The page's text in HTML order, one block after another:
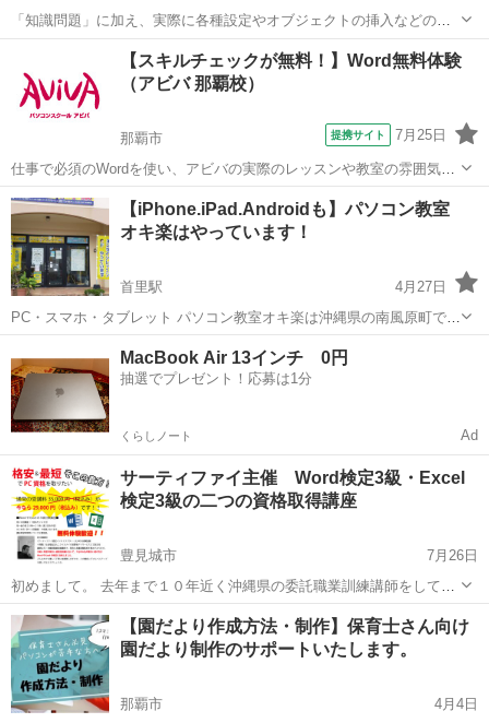
「知識問題」に加え、実際に各種設定やオブジェクトの挿入などの機
能を駆使した文書を作成する「実技問題」を解くことで、実践的な能
力を証明できる資格制度の、2級対策講座です。
ワード
【スキルチェックが無料！】Word無料体験
（アビバ 那覇校）
那覇市 提携サイト 7月25日
仕事で必須のWordを使い、アビバの実際のレッスンや教室の雰囲気を
無料で体験♪ ビジネス文書作成には欠かせない「作成・表の加工」テ
クニックや、意外と知らない、文書を整える便利機能「タブ」「イン
デント」、簡単に配色変更できる「...
沖縄 那覇市
【iPhone.iPad.Androidも】パソコン教室
オキ楽はやっています！
首里駅
4月27日
PC・スマホ・タブレット パソコン教室オキ楽は沖縄県の南風原町で
2006年4月にスタートしました。 全国に広がるPASO COOP加盟教室
です 個別学習で対応しています テキストを使ってしっかり学ぶもよ
し、持ち込み...
南風原町
MacBook Air 13インチ 0円
抽選でプレゼント！応募は1分
くらしノート Ad
サーティファイ主催 Word検定3級・Excel
検定3級の二つの資格取得講座
豊見城市
7月26日
初めまして。 去年まで１０年近く沖縄県の委託職業訓練講師をしてお
り、現在はこども発達支援センターで勤務しながらサーティファイの
試験監督をしております。 ８月より、真玉橋にある福祉カフェの
「Cafe LUANA」に...
沖縄 豊見城市 ワード サーティファイ
【園だより作成方法・制作】保育士さん向け
園だより制作のサポートいたします。
那覇市 4月4日